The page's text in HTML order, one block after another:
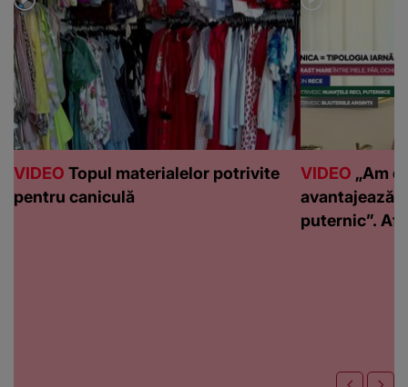
VIDEO Topul materialelor potrivite
pentru caniculă
VIDEO „Am
avantajează
puternic”.